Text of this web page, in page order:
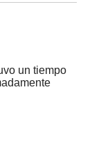
un tiempo